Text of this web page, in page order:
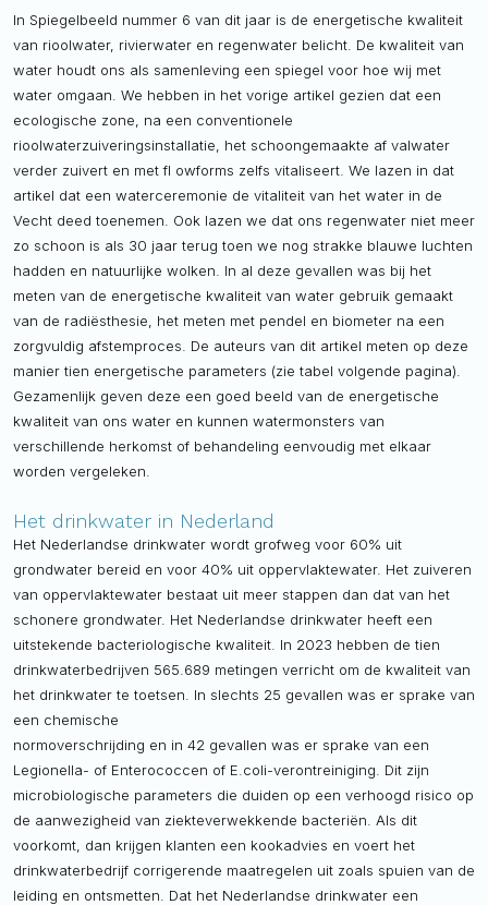
In Spiegelbeeld nummer 6 van dit jaar is de energetische kwaliteit
van rioolwater, rivierwater en regenwater belicht. De kwaliteit van
water houdt ons als samenleving een spiegel voor hoe wij met
water omgaan. We hebben in het vorige artikel gezien dat een
ecologische zone, na een conventionele
rioolwaterzuiveringsinstallatie, het schoongemaakte af valwater
verder zuivert en met fl owforms zelfs vitaliseert. We lazen in dat
artikel dat een waterceremonie de vitaliteit van het water in de
Vecht deed toenemen. Ook lazen we dat ons regenwater niet meer
zo schoon is als 30 jaar terug toen we nog strakke blauwe luchten
hadden en natuurlijke wolken. In al deze gevallen was bij het
meten van de energetische kwaliteit van water gebruik gemaakt
van de radiësthesie, het meten met pendel en biometer na een
zorgvuldig afstemproces. De auteurs van dit artikel meten op deze
manier tien energetische parameters (zie tabel volgende pagina).
Gezamenlijk geven deze een goed beeld van de energetische
kwaliteit van ons water en kunnen watermonsters van
verschillende herkomst of behandeling eenvoudig met elkaar
worden vergeleken.
Het drinkwater in Nederland
Het Nederlandse drinkwater wordt grofweg voor 60% uit
grondwater bereid en voor 40% uit oppervlaktewater. Het zuiveren
van oppervlaktewater bestaat uit meer stappen dan dat van het
schonere grondwater. Het Nederlandse drinkwater heeft een
uitstekende bacteriologische kwaliteit. In 2023 hebben de tien
drinkwaterbedrijven 565.689 metingen verricht om de kwaliteit van
het drinkwater te toetsen. In slechts 25 gevallen was er sprake van
een chemische
normoverschrijding en in 42 gevallen was er sprake van een
Legionella- of Enterococcen of E.coli-verontreiniging. Dit zijn
microbiologische parameters die duiden op een verhoogd risico op
de aanwezigheid van ziekteverwekkende bacteriën. Als dit
voorkomt, dan krijgen klanten een kookadvies en voert het
drinkwaterbedrijf corrigerende maatregelen uit zoals spuien van de
leiding en ontsmetten. Dat het Nederlandse drinkwater een